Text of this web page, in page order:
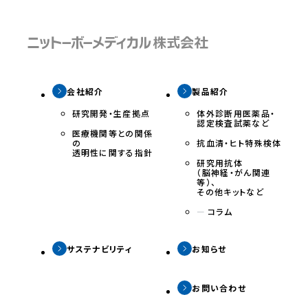
会社紹介
研究開発・生産拠点
医療機関等との関係
の
透明性に関する指針
製品紹介
体外診断用医薬品・
認定検査試薬など
抗⾎清・ヒト特殊検体
研究⽤抗体
（脳神経・がん関連
等）、
その他キットなど
ー コラム
サステナビリティ お知らせ
お問い合わせ